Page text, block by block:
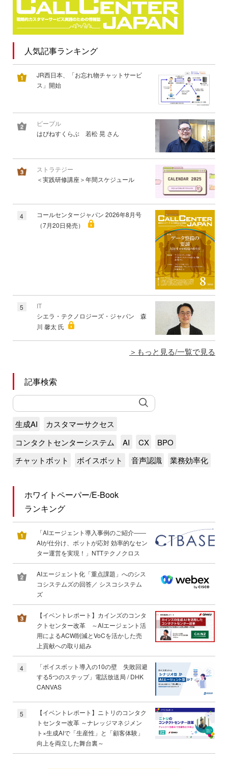
人気記事ランキング
JR西日本、「お忘れ物チャットサービ
ス」開始
ピープル
はぴねすくらぶ 若松 晃 さん
ストラテジー
＜実践研修講座＞年間スケジュール
4
コールセンタージャパン 2026年8月号
（7月20日発売）
5
IT
シエラ・テクノロジーズ・ジャパン 森
川 馨太 氏
もっと見る/一覧で見る
記事検索
生成AI
カスタマーサクセス
コンタクトセンターシステム
AI CX
BPO
チャットボット
ボイスボット 音声認識 業務効率化
ホワイトペーパー/E-Book
ランキング
「AIエージェント導入事例のご紹介――
AIが仕分け、ボットが応対 効率的なセン
ター運営を実現！」NTTテクノクロス
AIエージェント化「重点課題」へのシス
コシステムズの回答／ シスコシステム
ズ
【イベントレポート】カインズのコンタ
クトセンター改革 ～AIエージェント活
用によるACW削減とVoCを活かした売
上貢献への取り組み
4
「ボイスボット導入の10の壁 失敗回避
する5つのステップ」電話放送局 / DHK
CANVAS
5
【イベントレポート】ニトリのコンタク
トセンター改革 ～ナレッジマネジメン
ト×生成AIで「生産性」と「顧客体験」
向上を両立した舞台裏～